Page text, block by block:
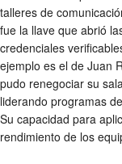
talleres de
fue la llave que abrió
credenciales
ejemplo es el de Juan
pudo renegociar su
liderando programas
Su capacidad para
rendimiento de los